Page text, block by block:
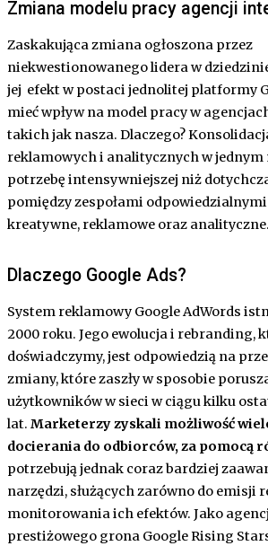
Zmiana modelu pracy agencji
Zaskakująca zmiana ogłoszona przez
niekwestionowanego lidera w
jej efekt w postaci jednolitej platformy
mieć wpływ na model pracy w
takich jak nasza. Dlaczego?
reklamowych i analitycznych w jednym
potrzebę intensywniejszej niż
pomiędzy zespołami
kreatywne, reklamowe oraz analityczne.
Dlaczego Google Ads?
System reklamowy Google AdWords
2000 roku. Jego ewolucja i rebranding,
doświadczymy, jest odpowiedzią na
zmiany, które zaszły w sposobie
użytkowników w sieci w ciągu kilku
lat. Marketerzy zyskali możliwość
docierania do odbiorców, za pomocą
potrzebują jednak coraz bardziej
narzędzi, służących zarówno do emisji
monitorowania ich efektów. Jako
prestiżowego grona Google Rising